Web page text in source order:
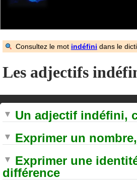
Consultez le mot indéfini dans le
Les adjectifs
Un adjectif indéfini,
Exprimer un
Exprimer une
différence